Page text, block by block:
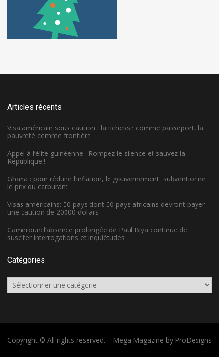
Articles récents
Visa américain sous caution : la richesse comme passeport, la
pauvreté comme frontière
Appel à l’élite guinéenne : Rompez le silence et sauvez la
République !
Ghana : pour réduire l’inflation, le gouvernement subventionne
le prix du carburant
Visas américains: 50 pays dont 30 pays africains devront payer
une caution de 20000 dollars
Cameroun: l’absence prolongée de Paul Biya continue de
susciter interrogations et inquiétudes
Catégories
Catégories
Copyright © All rights reserved. Mega Magazine by ProDesigns